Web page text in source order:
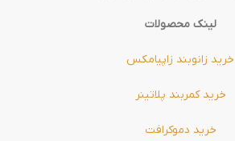
لینک محصولات
خرید زانوبند زاپیامکس
خرید کمربند پلاتینر
خرید دموکرافت